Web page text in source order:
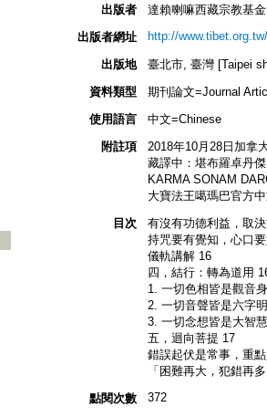
出版者
達賴喇嘛西藏宗教基
出版者網址
http://www.tibet.org.tw/
出版地
臺北市, 臺灣 [Taipei
資料類型
期刊論文=Journal
使用語言
中文=Chinese
附註項
2018年10月28日加拿
藏譯中：堪布羅卓丹傑
KARMA SONAM
大寶法王噶瑪巴官方
目次
有沒有功德利益，取
持咒要有覺知，心口
儀軌講解 16
四，結行：轉為道用
1. 一切色相皆是觀音
2. 一切音聲皆是六字
3. 一切念想皆是大智
五，迴向菩提 17
錯誤起伏是常事，重
「困難再大，犯錯再
點閱次數
372